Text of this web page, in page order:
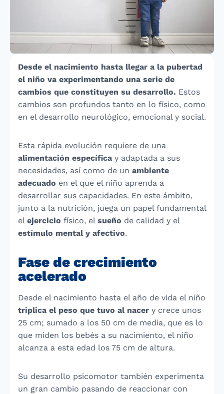
Desde el nacimiento hasta llegar a la pubertad
el niño va experimentando una serie de
cambios que constituyen su desarrollo. Estos
cambios son profundos tanto en lo físico, como
en el desarrollo neurológico, emocional y social.
Esta rápida evolución requiere de una
alimentación específica y adaptada a sus
necesidades, así como de un ambiente
adecuado en el que el niño aprenda a
desarrollar sus capacidades. En este ámbito,
junto a la nutrición, juega un papel fundamental
el ejercicio físico, el sueño de calidad y el
estímulo mental y afectivo.
Fase de crecimiento
acelerado
Desde el nacimiento hasta el año de vida el niño
triplica el peso que tuvo al nacer y crece unos
25 cm; sumado a los 50 cm de media, que es lo
que miden los bebés a su nacimiento, el niño
alcanza a esta edad los 75 cm de altura.
Su desarrollo psicomotor también experimenta
un gran cambio pasando de reaccionar con